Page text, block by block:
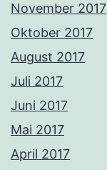
November 2017
Oktober 2017
August 2017
Juli 2017
Juni 2017
Mai 2017
April 2017